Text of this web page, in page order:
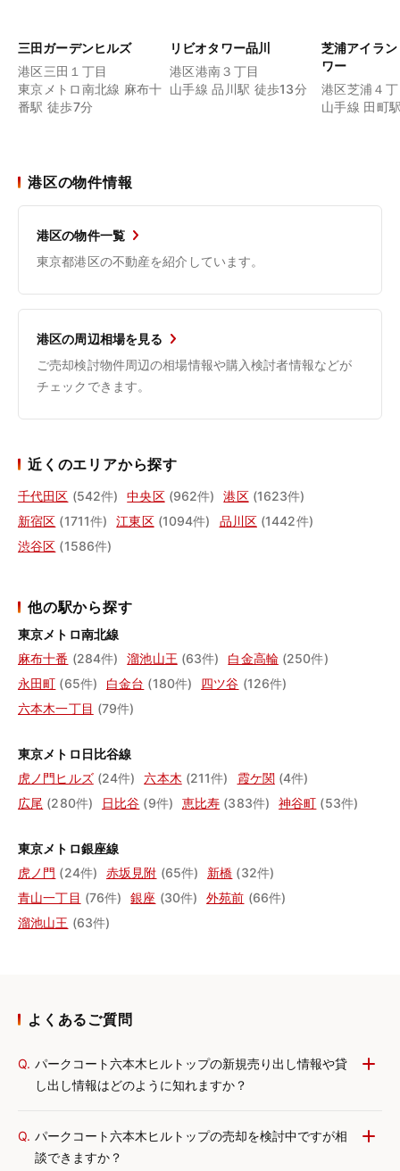
三田ガーデンヒルズ
港区三田１丁目
東京メトロ南北線 麻布十
番駅 徒歩7分
リビオタワー品川
港区港南３丁目
山手線 品川駅 徒歩13分
芝浦アイラ
ワー
港区芝浦４
山手線 田町
港区の物件情報
港区の物件一覧
東京都港区の不動産を紹介しています。
港区の周辺相場を見る
ご売却検討物件周辺の相場情報や購入検討者情報などが
チェックできます。
近くのエリアから探す
千代田区 (542件) 中央区 (962件) 港区 (1623件)
新宿区 (1711件) 江東区 (1094件) 品川区 (1442件)
渋谷区 (1586件)
他の駅から探す
東京メトロ南北線
麻布十番 (284件) 溜池山王 (63件) 白金高輪 (250件)
永田町 (65件) 白金台 (180件) 四ツ谷 (126件)
六本木一丁目 (79件)
東京メトロ日比谷線
虎ノ門ヒルズ (24件) 六本木 (211件) 霞ケ関 (4件)
広尾 (280件) 日比谷 (9件) 恵比寿 (383件) 神谷町 (53件)
東京メトロ銀座線
虎ノ門 (24件) 赤坂見附 (65件) 新橋 (32件)
青山一丁目 (76件) 銀座 (30件) 外苑前 (66件)
溜池山王 (63件)
よくあるご質問
Q. パークコート六本木ヒルトップの新規売り出し情報や貸
し出し情報はどのように知れますか？
Q. パークコート六本木ヒルトップの売却を検討中ですが相
談できますか？